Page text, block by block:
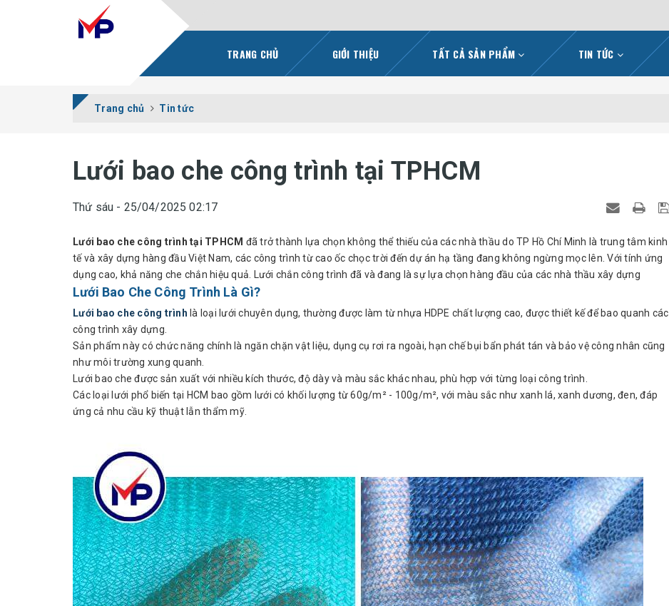
TRANG CHỦ GIỚI THIỆU TẤT CẢ SẢN PHẨM TIN TỨC
Trang chủ Tin tức
Lưới bao che công trình tại TPHCM
Thứ sáu - 25/04/2025 02:17
Lưới bao che công trình tại TPHCM đã trở thành lựa chọn không thể thiếu của các nhà thầu do TP Hồ Chí Minh là trung tâm kinh
tế và xây dựng hàng đầu Việt Nam, các công trình từ cao ốc chọc trời đến dự án hạ tầng đang không ngừng mọc lên. Với tính ứng
dụng cao, khả năng che chắn hiệu quả. Lưới chắn công trình đã và đang là sự lựa chọn hàng đầu của các nhà thầu xây dựng
Lưới Bao Che Công Trình Là Gì?
Lưới bao che công trình là loại lưới chuyên dụng, thường được làm từ nhựa HDPE chất lượng cao, được thiết kế để bao quanh các
công trình xây dựng.
Sản phẩm này có chức năng chính là ngăn chặn vật liệu, dụng cụ rơi ra ngoài, hạn chế bụi bẩn phát tán và bảo vệ công nhân cũng
như môi trường xung quanh.
Lưới bao che được sản xuất với nhiều kích thước, độ dày và màu sắc khác nhau, phù hợp với từng loại công trình.
Các loại lưới phổ biến tại HCM bao gồm lưới có khối lượng từ 60g/m² - 100g/m², với màu sắc như xanh lá, xanh dương, đen, đáp
ứng cả nhu cầu kỹ thuật lẫn thẩm mỹ.